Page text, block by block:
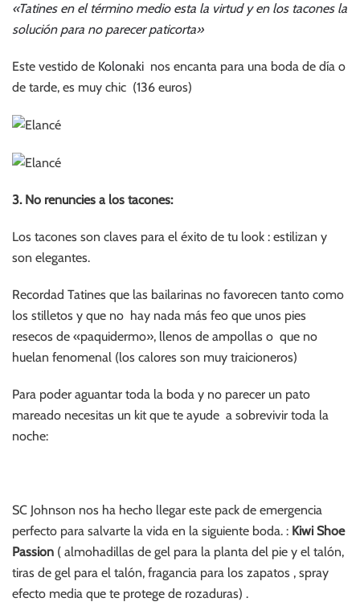
«Tatines en el término medio esta la virtud y en los tacones la
solución para no parecer paticorta»
Este vestido de Kolonaki nos encanta para una boda de día o
de tarde, es muy chic (136 euros)
3. No renuncies a los tacones:
Los tacones son claves para el éxito de tu look : estilizan y
son elegantes.
Recordad Tatines que las bailarinas no favorecen tanto como
los stilletos y que no hay nada más feo que unos pies
resecos de «paquidermo», llenos de ampollas o que no
huelan fenomenal (los calores son muy traicioneros)
Para poder aguantar toda la boda y no parecer un pato
mareado necesitas un kit que te ayude a sobrevivir toda la
noche:
SC Johnson nos ha hecho llegar este pack de emergencia
perfecto para salvarte la vida en la siguiente boda. : Kiwi Shoe
Passion ( almohadillas de gel para la planta del pie y el talón,
tiras de gel para el talón, fragancia para los zapatos , spray
efecto media que te protege de rozaduras) .